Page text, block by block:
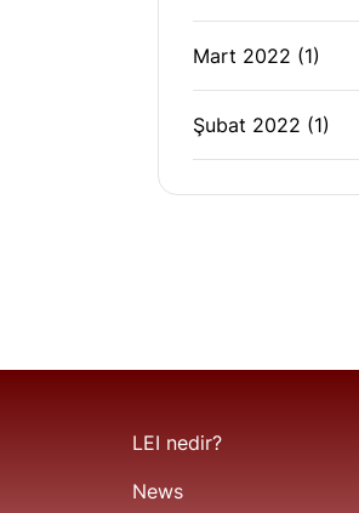
Mart 2022 (1)
Şubat 2022 (1)
LEI nedir?
News